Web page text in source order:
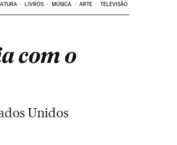
LIVROS MÚSICA ARTE TELEVISÃO
com o
Unidos